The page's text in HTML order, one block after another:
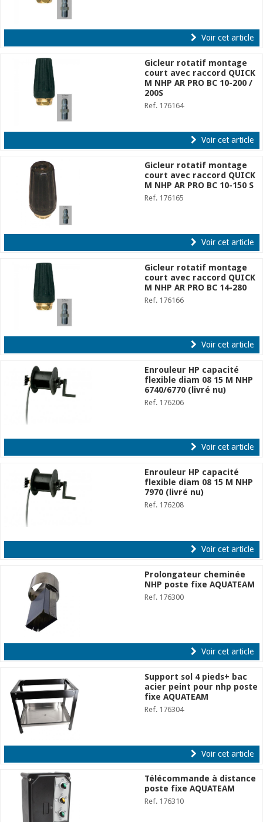
Voir cet article
Gicleur rotatif montage
court avec raccord QUICK
M NHP AR PRO BC 10-200 /
200S
Ref. 176164
Voir cet article
Gicleur rotatif montage
court avec raccord QUICK
M NHP AR PRO BC 10-150 S
Ref. 176165
Voir cet article
Gicleur rotatif montage
court avec raccord QUICK
M NHP AR PRO BC 14-280
Ref. 176166
Voir cet article
Enrouleur HP capacité
flexible diam 08 15 M NHP
6740/6770 (livré nu)
Ref. 176206
Voir cet article
Enrouleur HP capacité
flexible diam 08 15 M NHP
7970 (livré nu)
Ref. 176208
Voir cet article
Prolongateur cheminée
NHP poste fixe AQUATEAM
Ref. 176300
Voir cet article
Support sol 4 pieds+ bac
acier peint pour nhp poste
fixe AQUATEAM
Ref. 176304
Voir cet article
Télécommande à distance
poste fixe AQUATEAM
Ref. 176310